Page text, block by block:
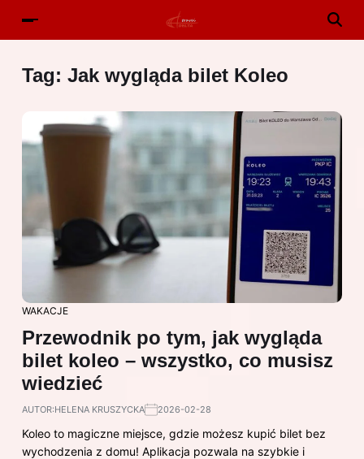
Tag: Jak wygląda bilet Koleo
WAKACJE
Przewodnik po tym, jak wygląda
bilet koleo – wszystko, co musisz
wiedzieć
AUTOR:HELENA KRUSZYCKA 2026-02-28
Koleo to magiczne miejsce, gdzie możesz kupić bilet bez
wychodzenia z domu! Aplikacja pozwala na szybkie i